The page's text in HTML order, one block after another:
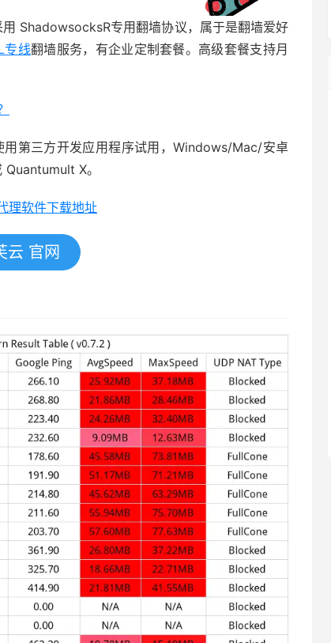
ShadowsocksR专用翻墙协议，属于是翻墙爱好
专线翻墙服务，有企业定制套餐。高级套餐支持月
第三方开发应用程序试用，Windows/Mac/安卓
X。
理软件下载地址
云 官网